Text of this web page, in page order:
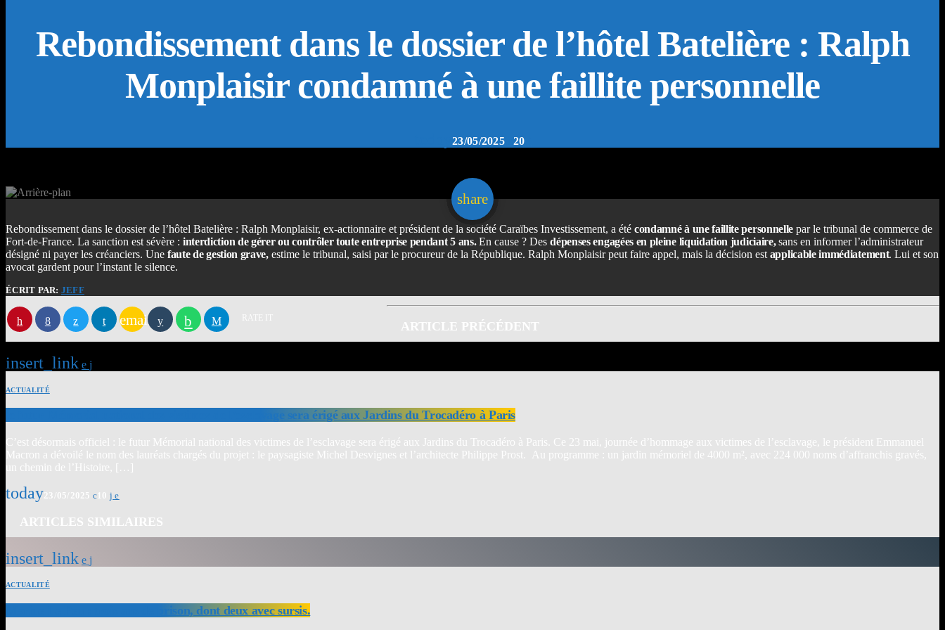
Rebondissement dans le dossier de l’hôtel Batelière : Ralph
Monplaisir condamné à une faillite personnelle
23/05/2025 20
share
email
Rebondissement dans le dossier de l’hôtel Batelière : Ralph Monplaisir, ex-actionnaire et président de la société Caraïbes Investissement, a été condamné à une faillite personnelle par le tribunal de commerce de
Fort-de-France. La sanction est sévère : interdiction de gérer ou contrôler toute entreprise pendant 5 ans.En cause ? Desdépenses engagées en pleine liquidation judiciaire,sans en informer l’administrateur
désigné ni payer les créanciers. Une faute de gestion grave,estime le tribunal, saisi par le procureur de la République. Ralph Monplaisir peut faire appel, mais la décision est applicable immédiatement. Lui et son
avocat gardent pour l’instant le silence.
ÉCRIT PAR: JEFF
email RATE IT
ARTICLE PRÉCÉDENT
insert_link
ACTUALITÉ
le futur Mémorial national des victimes de l’esclavage sera érigé aux Jardins du Trocadéro à Paris
C’est désormais officiel : le futur Mémorial national des victimes de l’esclavage sera érigé aux Jardins du Trocadéro à Paris. Ce 23 mai, journée d’hommage aux victimes de l’esclavage, le président Emmanuel
Macron a dévoilé le nom des lauréats chargés du projet : le paysagiste Michel Desvignes et l’architecte Philippe Prost. Au programme : un jardin mémoriel de 4000 m², avec 224 000 noms d’affranchis gravés,
un chemin de l’Histoire, […]
today23/05/2025 10
ARTICLES SIMILAIRES
insert_link
ACTUALITÉ
Marine Le Pen : trois ans de prison, dont deux avec sursis.